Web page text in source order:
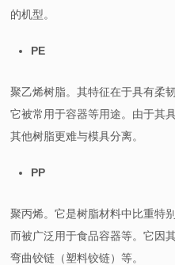
的机型。
PE
聚乙烯树脂。其特征在于具有柔
它被常用于容器等用途。由于其
其他树脂更难与模具分离。
PP
聚丙烯。它是树脂材料中比重特
而被广泛用于食品容器等。它因
弯曲铰链（塑料铰链）等。